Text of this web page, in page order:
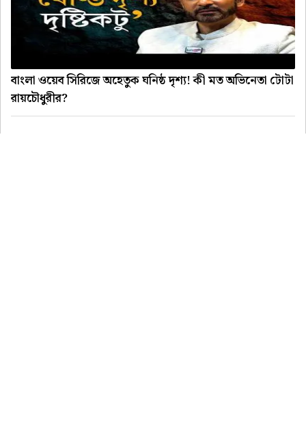
বাংলা ওয়েব সিরিজে অহেতুক ঘনিষ্ঠ দৃশ্য! কী মত অভিনেতা টোটা
রায়চৌধুরীর?